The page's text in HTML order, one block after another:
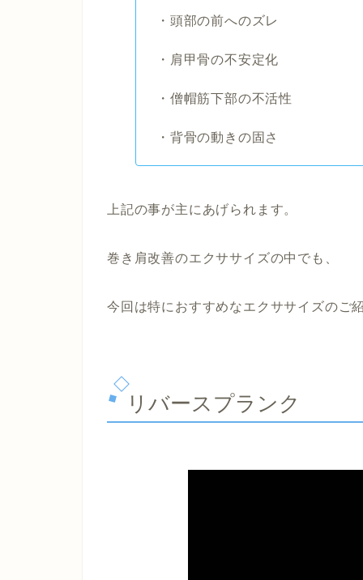
・頭部の前へのズレ
・肩甲骨の不安定化
・僧帽筋下部の不活性
・背骨の動きの固さ
上記の事が主にあげられます。
巻き肩改善のエクササイズの中でも、
今回は特におすすめなエクササイズのご
リバースプランク